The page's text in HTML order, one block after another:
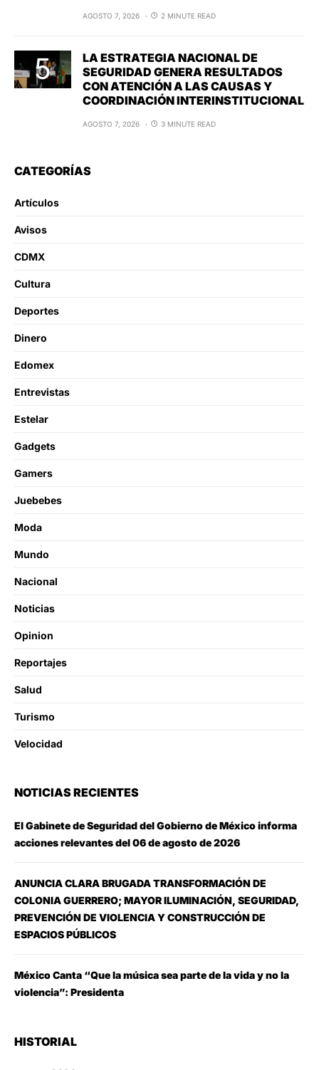
AGOSTO 7, 2026 2 MINUTE READ
LA ESTRATEGIA NACIONAL DE
SEGURIDAD GENERA RESULTADOS
CON ATENCIÓN A LAS CAUSAS Y
COORDINACIÓN INTERINSTITUCIONAL
AGOSTO 7, 2026 3 MINUTE READ
CATEGORÍAS
Artículos
Avisos
CDMX
Cultura
Deportes
Dinero
Edomex
Entrevistas
Estelar
Gadgets
Gamers
Juebebes
Moda
Mundo
Nacional
Noticias
Opinion
Reportajes
Salud
Turismo
Velocidad
NOTICIAS RECIENTES
El Gabinete de Seguridad del Gobierno de México informa
acciones relevantes del 06 de agosto de 2026
ANUNCIA CLARA BRUGADA TRANSFORMACIÓN DE
COLONIA GUERRERO; MAYOR ILUMINACIÓN, SEGURIDAD,
PREVENCIÓN DE VIOLENCIA Y CONSTRUCCIÓN DE
ESPACIOS PÚBLICOS
México Canta “Que la música sea parte de la vida y no la
violencia”: Presidenta
HISTORIAL